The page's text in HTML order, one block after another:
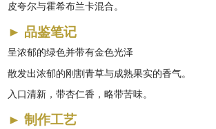
皮夸尔与霍希布兰卡混合。
► 品鉴笔记
呈浓郁的绿色并带有金色光泽
散发出浓郁的刚割青草与成熟果实的香气。
入口清新，带杏仁香，略带苦味。
► 制作工艺